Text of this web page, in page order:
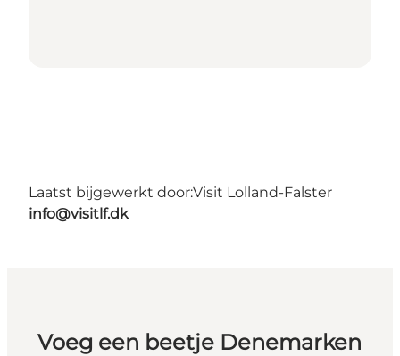
Laatst bijgewerkt door:Visit Lolland-Falster
info@visitlf.dk
Voeg een beetje Denemarken